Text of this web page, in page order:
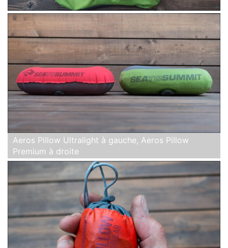
Aeros Pillow Ultralight à gauche, Aeros Pillow
Premium à droite